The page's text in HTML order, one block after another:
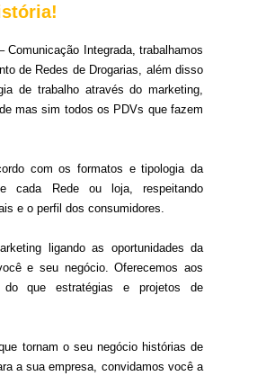
Comunicação Integrada, trabalhamos
de Redes de Drogarias, além disso
de trabalho através do marketing,
mas sim todos os PDVs que fazem
com os formatos e tipologia da
cada Rede ou loja, respeitando
e o perfil dos consumidores.
ligando as oportunidades da
e seu negócio. Oferecemos aos
que estratégias e projetos de
tornam o seu negócio histórias de
a sua empresa, convidamos você a